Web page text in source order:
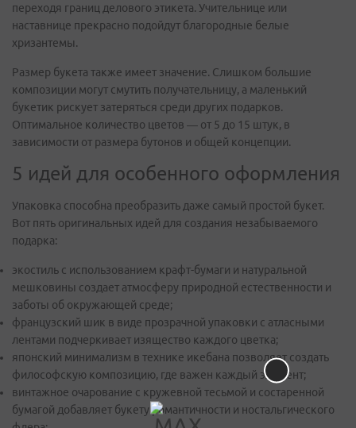
переходя границ делового этикета. Учительнице или
наставнице прекрасно подойдут благородные белые
хризантемы.
Размер букета также имеет значение. Слишком большие
композиции могут смутить получательницу, а маленький
букетик рискует затеряться среди других подарков.
Оптимальное количество цветов — от 5 до 15 штук, в
зависимости от размера бутонов и общей концепции.
5 идей для особенного оформления
Упаковка способна преобразить даже самый простой букет.
Вот пять оригинальных идей для создания незабываемого
подарка:
экостиль с использованием крафт-бумаги и натуральной
мешковины создает атмосферу природной естественности и
заботы об окружающей среде;
французский шик в виде прозрачной упаковки с атласными
лентами подчеркивает изящество каждого цветка;
японский минимализм в технике икебана позволяет создать
философскую композицию, где важен каждый элемент;
винтажное очарование с кружевной тесьмой и состаренной
бумагой добавляет букету романтичности и ностальгического